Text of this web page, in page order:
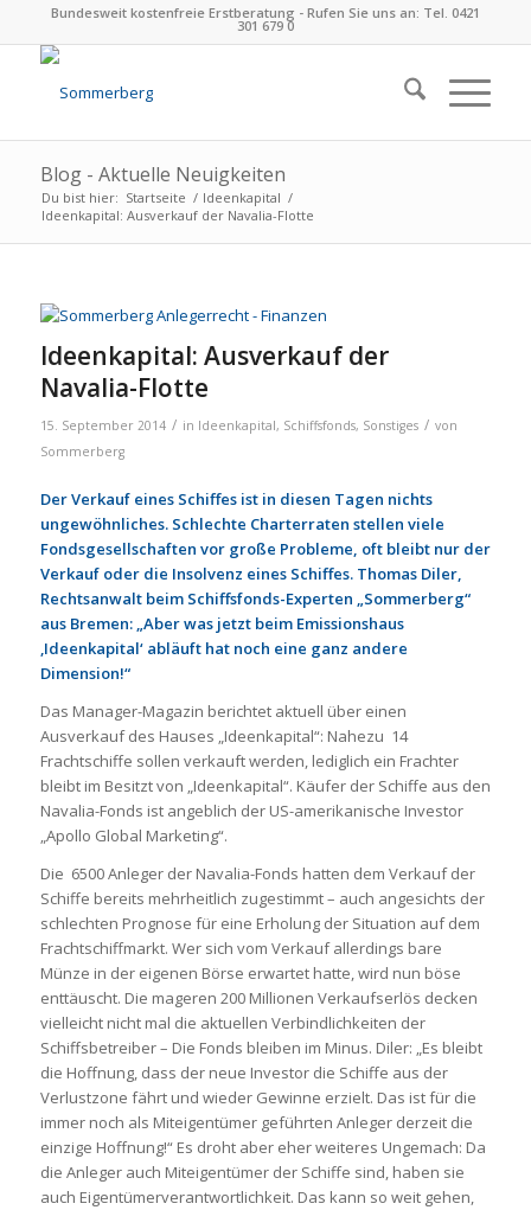
Bundesweit kostenfreie Erstberatung - Rufen Sie uns an: Tel. 0421
301 679 0
Blog - Aktuelle Neuigkeiten
Du bist hier: Startseite / Ideenkapital /
Ideenkapital: Ausverkauf der Navalia-Flotte
Ideenkapital: Ausverkauf der
Navalia-Flotte
15. September 2014 / in Ideenkapital, Schiffsfonds, Sonstiges / von
Sommerberg
Der Verkauf eines Schiffes ist in diesen Tagen nichts
ungewöhnliches. Schlechte Charterraten stellen viele
Fondsgesellschaften vor große Probleme, oft bleibt nur der
Verkauf oder die Insolvenz eines Schiffes. Thomas Diler,
Rechtsanwalt beim Schiffsfonds-Experten „Sommerberg“
aus Bremen: „Aber was jetzt beim Emissionshaus
‚Ideenkapital‘ abläuft hat noch eine ganz andere
Dimension!“
Das Manager-Magazin berichtet aktuell über einen
Ausverkauf des Hauses „Ideenkapital“: Nahezu 14
Frachtschiffe sollen verkauft werden, lediglich ein Frachter
bleibt im Besitzt von „Ideenkapital“. Käufer der Schiffe aus den
Navalia-Fonds ist angeblich der US-amerikanische Investor
„Apollo Global Marketing“.
Die 6500 Anleger der Navalia-Fonds hatten dem Verkauf der
Schiffe bereits mehrheitlich zugestimmt – auch angesichts der
schlechten Prognose für eine Erholung der Situation auf dem
Frachtschiffmarkt. Wer sich vom Verkauf allerdings bare
Münze in der eigenen Börse erwartet hatte, wird nun böse
enttäuscht. Die mageren 200 Millionen Verkaufserlös decken
vielleicht nicht mal die aktuellen Verbindlichkeiten der
Schiffsbetreiber – Die Fonds bleiben im Minus. Diler: „Es bleibt
die Hoffnung, dass der neue Investor die Schiffe aus der
Verlustzone fährt und wieder Gewinne erzielt. Das ist für die
immer noch als Miteigentümer geführten Anleger derzeit die
einzige Hoffnung!“ Es droht aber eher weiteres Ungemach: Da
die Anleger auch Miteigentümer der Schiffe sind, haben sie
auch Eigentümerverantwortlichkeit. Das kann so weit gehen,